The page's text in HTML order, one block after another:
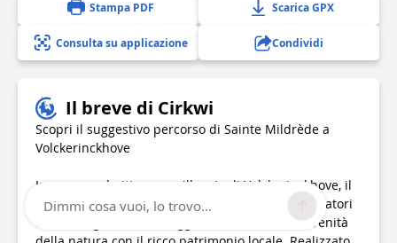
Stampa PDF Scarica GPX
Consulta su applicazione Condividi
Il breve di Cirkwi
Scopri il suggestivo percorso di Sainte Mildrède a
Volckerinckhove
Immerso nel pittoresco villaggio di Volckerinckhove, il
percorso intorno a Sainte Mildrède invita i viaggiatori
ad immergersi in un viaggio che intreccia la serenità
Dimmi cosa vuoi, lo trovo...